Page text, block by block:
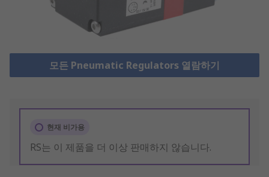
모든 Pneumatic Regulators 열람하기
현재 비가용
RS는 이 제품을 더 이상 판매하지 않습니다.